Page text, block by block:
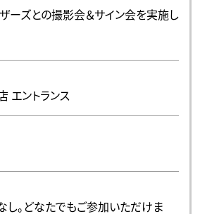
ザーズとの撮影会＆サイン会を実施し
エントランス
し。どなたでもご参加いただけま